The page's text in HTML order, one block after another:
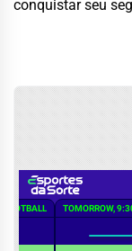
conquistar seu